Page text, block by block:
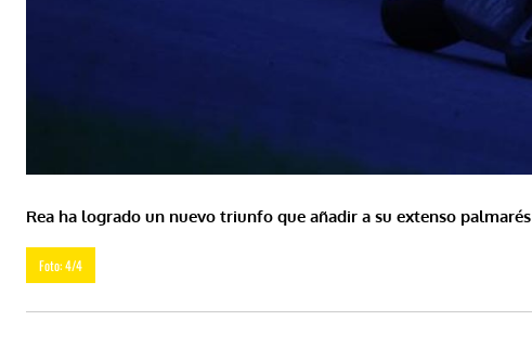
Rea ha logrado un nuevo triunfo que añadir a su extenso palmarés
Foto: 4/4